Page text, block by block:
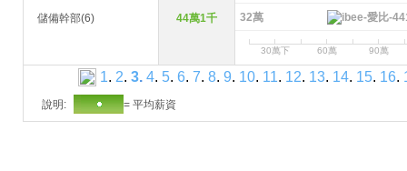
儲備幹部(6) 44萬1千 32萬
30萬下 60萬 90萬
1. 2. 3. 4. 5. 6. 7. 8. 9. 10. 11. 12. 13. 14. 15. 16.
說明: = 平均薪資